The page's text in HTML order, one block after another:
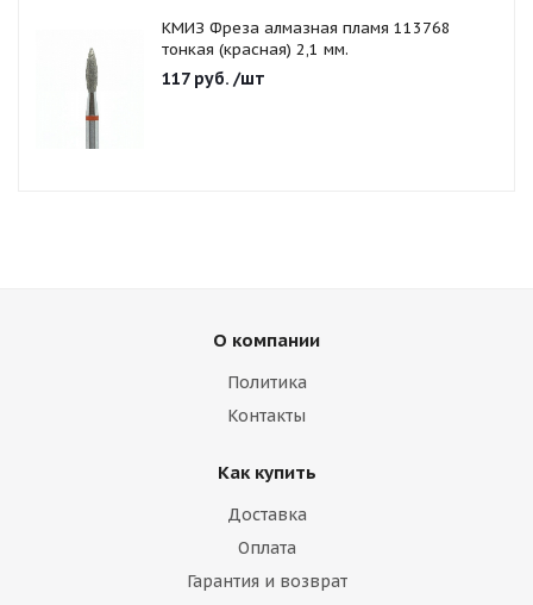
КМИЗ Фреза алмазная пламя 113768
тонкая (красная) 2,1 мм.
117руб. /шт
О компании
Политика
Контакты
Как купить
Доставка
Оплата
Гарантия и возврат